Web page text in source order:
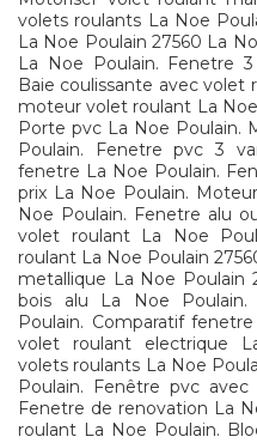
volets roulants La Noe
La Noe Poulain 27560 La
La Noe Poulain. Fenetre
Baie coulissante avec volet
moteur volet roulant La
Porte pvc La Noe Poulain.
Poulain. Fenetre pvc 3
fenetre La Noe Poulain.
prix La Noe Poulain.
Noe Poulain. Fenetre alu
volet roulant La Noe
roulant La Noe Poulain
metallique La Noe Poulain
bois alu La Noe
Poulain. Comparatif
volet roulant electrique
volets roulants La Noe
Poulain. Fenêtre pvc
Fenetre de renovation La
roulant La Noe Poulain.